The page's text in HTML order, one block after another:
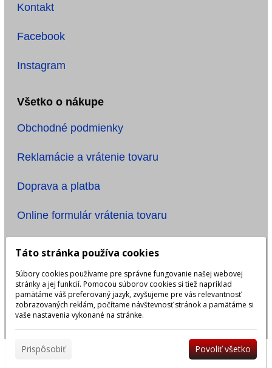
Kontakt
Facebook
Instagram
Všetko o nákupe
Obchodné podmienky
Reklamácie a vrátenie tovaru
Doprava a platba
Online formulár vrátenia tovaru
Informácie
Ochrana osobných údajov
Názov účtu: ONE TIME, s.r.o.
IBAN: SK6483300000002401923999
Táto stránka používa cookies
Súbory cookies používame pre správne fungovanie našej webovej
stránky a jej funkcií. Pomocou súborov cookies si tiež napríklad
pamätáme váš preferovaný jazyk, zvyšujeme pre vás relevantnosť
zobrazovaných reklám, počítame návštevnosť stránok a pamätáme si
vaše nastavenia vykonané na stránke.
Prispôsobiť Povoliť všetko